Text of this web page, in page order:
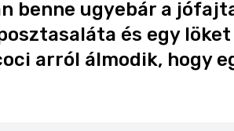
benne ugyebár a
és egy
arról álmodik, hogy